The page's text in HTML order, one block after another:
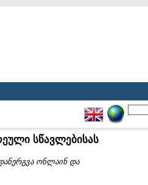
სწავლებისას
ონლაინ და